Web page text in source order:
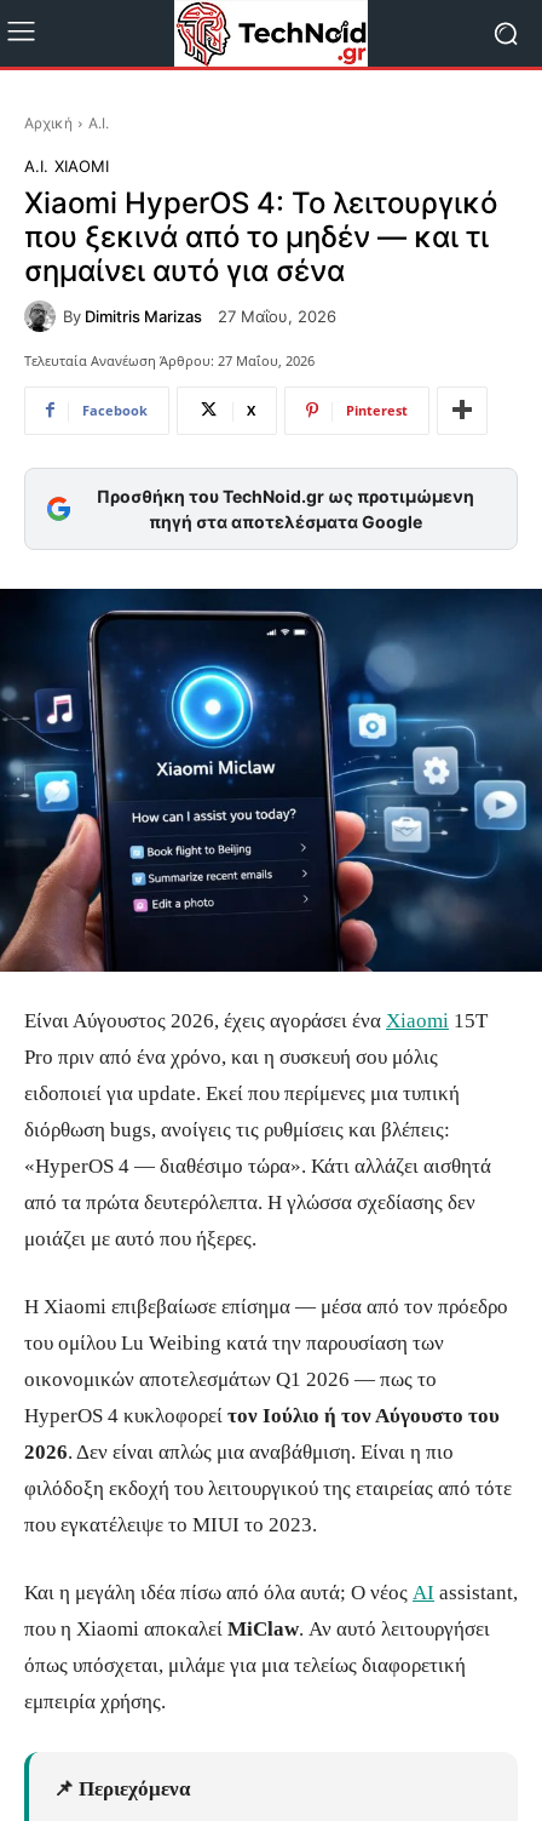
Αρχική A.I.
A.I. XIAOMI
Xiaomi HyperOS 4: Το λειτουργικό
που ξεκινά από το μηδέν — και τι
σημαίνει αυτό για σένα
By Dimitris Marizas 27 Μαΐου, 2026
Τελευταία Ανανέωση Άρθρου: 27 Μαΐου, 2026
Facebook X Pinterest
Προσθήκη του TechNoid.gr ως προτιμώμενη
πηγή στα αποτελέσματα Google
Είναι Αύγουστος 2026, έχεις αγοράσει ένα Xiaomi 15T
Pro πριν από ένα χρόνο, και η συσκευή σου μόλις
ειδοποιεί για update. Εκεί που περίμενες μια τυπική
διόρθωση bugs, ανοίγεις τις ρυθμίσεις και βλέπεις:
«HyperOS 4 — διαθέσιμο τώρα». Κάτι αλλάζει αισθητά
από τα πρώτα δευτερόλεπτα. Η γλώσσα σχεδίασης δεν
μοιάζει με αυτό που ήξερες.
Η Xiaomi επιβεβαίωσε επίσημα — μέσα από τον πρόεδρο
του ομίλου Lu Weibing κατά την παρουσίαση των
οικονομικών αποτελεσμάτων Q1 2026 — πως το
HyperOS 4 κυκλοφορεί τον Ιούλιο ή τον Αύγουστο του
2026. Δεν είναι απλώς μια αναβάθμιση. Είναι η πιο
φιλόδοξη εκδοχή του λειτουργικού της εταιρείας από τότε
που εγκατέλειψε το MIUI το 2023.
Και η μεγάλη ιδέα πίσω από όλα αυτά; Ο νέος AI assistant,
που η Xiaomi αποκαλεί MiClaw. Αν αυτό λειτουργήσει
όπως υπόσχεται, μιλάμε για μια τελείως διαφορετική
εμπειρία χρήσης.
📌 Περιεχόμενα